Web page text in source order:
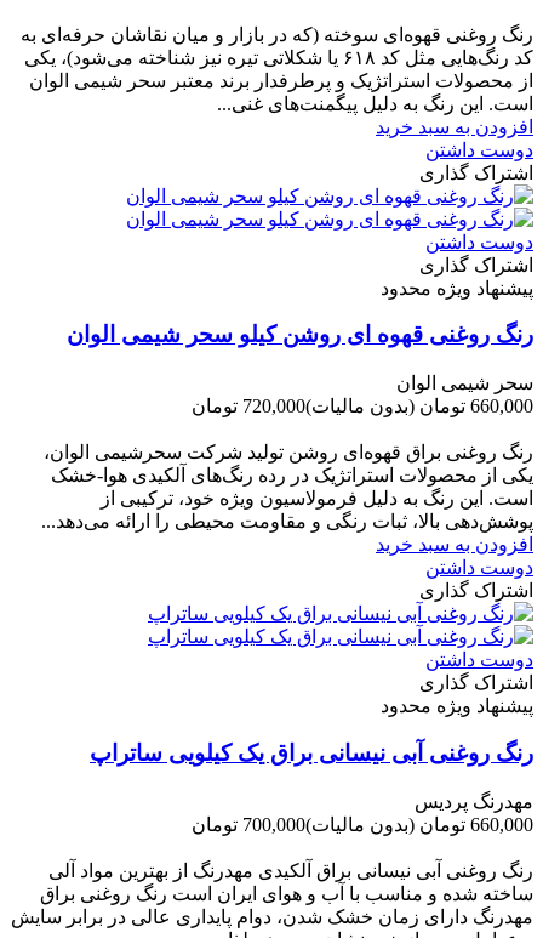
رنگ روغنی قهوه‌ای سوخته (که در بازار و میان نقاشان حرفه‌ای به
کد رنگ‌هایی مثل کد ۶۱۸ یا شکلاتی تیره نیز شناخته می‌شود)، یکی
از محصولات استراتژیک و پرطرفدار برند معتبر سحر شیمی الوان
است. این رنگ به دلیل پیگمنت‌های غنی...
افزودن به سبد خرید
دوست داشتن
اشتراک گذاری
دوست داشتن
اشتراک گذاری
پیشنهاد ویژه محدود
رنگ روغنی قهوه ای روشن کیلو سحر شیمی الوان
سحر شیمی الوان
660,000 تومان
(بدون مالیات)720,000 تومان
رنگ روغنی براق قهوه‌ای روشن تولید شرکت سحرشیمی الوان،
یکی از محصولات استراتژیک در رده رنگ‌های آلکیدی هوا-خشک
است. این رنگ به دلیل فرمولاسیون ویژه خود، ترکیبی از
پوشش‌دهی بالا، ثبات رنگی و مقاومت محیطی را ارائه می‌دهد...
افزودن به سبد خرید
دوست داشتن
اشتراک گذاری
دوست داشتن
اشتراک گذاری
پیشنهاد ویژه محدود
رنگ روغنی آبی نیسانی براق یک کیلویی ساتراپ
مهدرنگ پردیس
660,000 تومان
(بدون مالیات)700,000 تومان
رنگ روغنی آبی نیسانی براق آلکیدی مهدرنگ از بهترین مواد آلی
ساخته شده و مناسب با آب و هوای ایران است رنگ روغنی براق
مهدرنگ دارای زﻣﺎن ﺧﺸﮏ ﺷﺪن، دوام ﭘﺎﯾﺪاری عالی در ﺑﺮاﺑﺮ ﺳﺎﯾﺶ